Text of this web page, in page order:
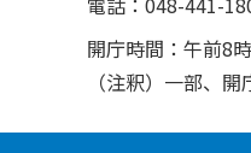
開庁時間：午前8
（注釈）一部、